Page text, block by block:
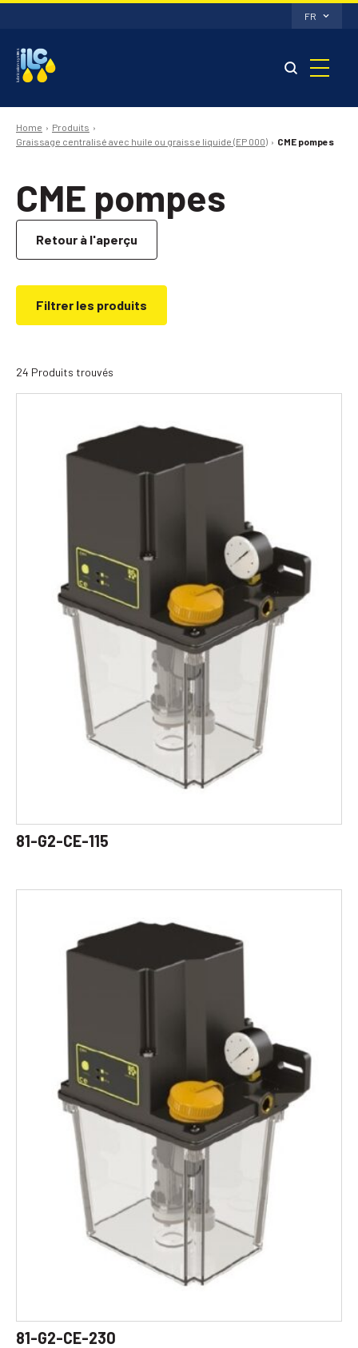
FR
Home
Produits
Graissage centralisé avec huile ou graisse liquide (EP 000)
CME pompes
CME pompes
Retour à l'aperçu
Filtrer les produits
24 Produits trouvés
81-G2-CE-115
81-G2-CE-230